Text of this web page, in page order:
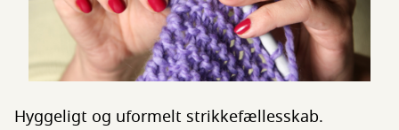
Hyggeligt og uformelt strikkefællesskab.